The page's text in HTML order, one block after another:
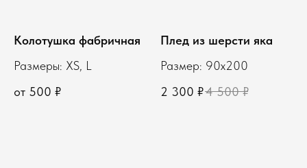
Колотушка фабричная
Размеры: XS, L
от 500 ₽
Плед из шерсти яка
Размер: 90х200
2 300 ₽4 500 ₽